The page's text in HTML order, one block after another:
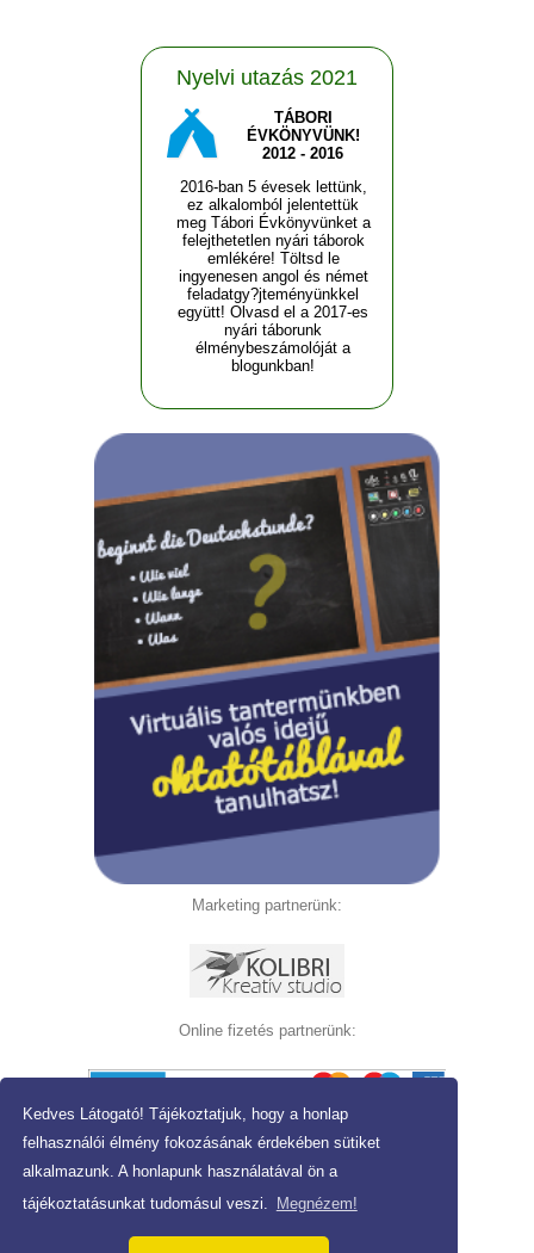
Kedves Látogató! Tájékoztatjuk, hogy a honlap
felhasználói élmény fokozásának érdekében sütiket
alkalmazunk. A honlapunk használatával ön a
tájékoztatásunkat tudomásul veszi.
Megnézem!
Nyelvi utazás 2021
TÁBORI
ÉVKÖNYVÜNK!
2012 - 2016
2016-ban 5 évesek lettünk,
ez alkalomból jelentettük
meg Tábori Évkönyvünket a
felejthetetlen nyári táborok
emlékére! Töltsd le
ingyenesen angol és német
feladatgy?jteményünkkel
együtt! Olvasd el a 2017-es
nyári táborunk
élménybeszámolóját a
blogunkban!
Marketing partnerünk:
Online fizetés partnerünk:
Copyright © 2021 Szivárvány Tanoda
Adatvédelmi nyilatkozat-ÁSZF
Tervezés és kivitelezés: Kolibri Kreatív studio